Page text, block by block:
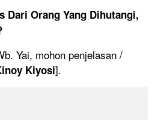
Dari Orang Yang Dihutangi,
Yai, mohon penjelasan /
Kiyosi].